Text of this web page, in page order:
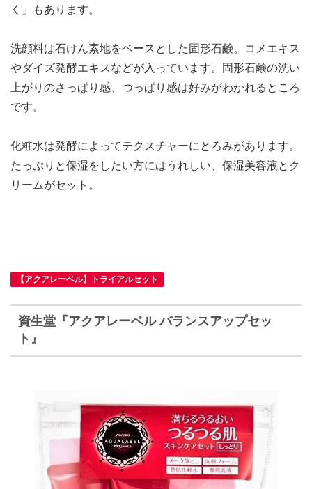
く」もあります。
洗顔料は石けん素地をベースとした固形石鹸。コメエキス
やダイズ発酵エキスなどが入っています。
固形石鹸の洗い
上がりのさっぱり感、つっぱり感は好みがわかれるところ
です。
化粧水は発酵によってテクスチャーにとろみがあります。
たっぷりと保湿をしたい方にはうれしい、保湿美容液とク
リームがセット。
【アクアレーベル】トライアルセット
資生堂『アクアレーベル バランスアップセッ
ト』